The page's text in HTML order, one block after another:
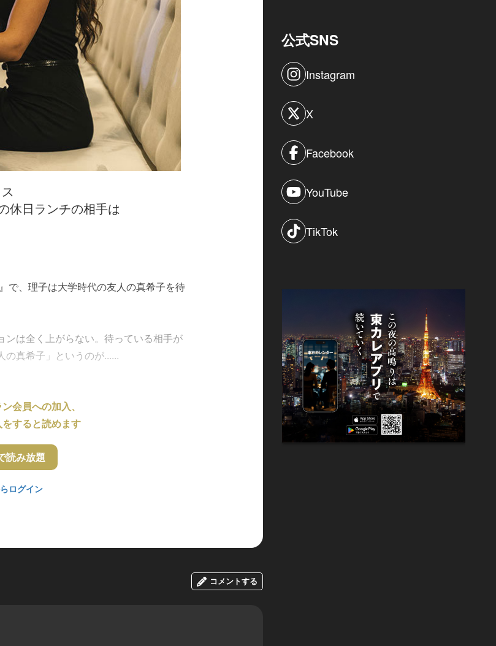
休日ランチの相手は
で、理子は大学時代の友人の真希子を待
ンは全く上がらない。待っている相手が
真希子」というのが......
会員への加入、
すると読めます
読み放題
ログイン
コメントする
公式SNS
Instagram
X
Facebook
YouTube
TikTok